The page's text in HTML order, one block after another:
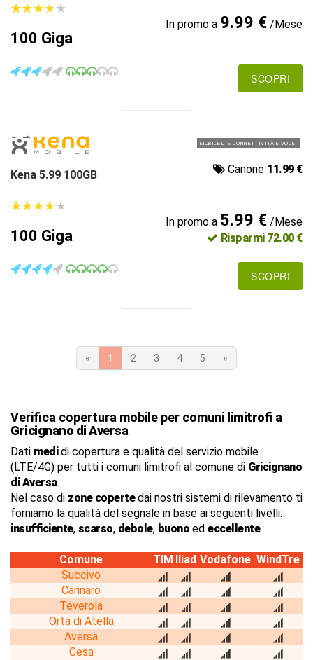
★★★★★
★★★★★
100 Giga
In promo a 9.99 €/Mese
SCOPRI
MOBILE LTE CONNETTIVITÀ E VOCE
Kena 5.99 100GB Canone11.99 €
★★★★★
★★★★★
100 Giga
In promo a 5.99 €/Mese
Risparmi 72.00 €
SCOPRI
« 1 2 3 4 5 »
Verifica copertura mobile per comuni limitrofi a
Gricignano di Aversa
Dati medidi copertura e qualità del servizio mobile
(LTE/4G) per tutti i comuni limitrofi al comune di Gricignano
di Aversa.
Nel caso di zone copertedai nostri sistemi di rilevamento ti
forniamo la qualità del segnale in base ai seguenti livelli:
insufficiente, scarso, debole, buono ed eccellente.
Comune TIM Iliad Vodafone WindTre
Succivo
Carinaro
Teverola
Orta di Atella
Aversa
Cesa